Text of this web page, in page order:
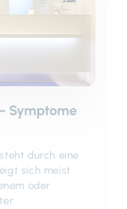
Symptome
durch eine
sich meist
oder